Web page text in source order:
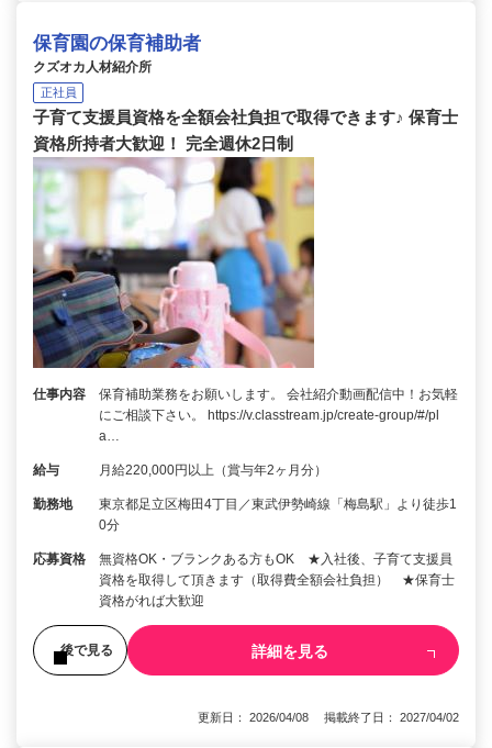
保育園の保育補助者
クズオカ人材紹介所
正社員
子育て支援員資格を全額会社負担で取得できます♪ 保育士
資格所持者大歓迎！ 完全週休2日制
仕事内容
保育補助業務をお願いします。 会社紹介動画配信中！お気軽
にご相談下さい。 https://v.classtream.jp/create-group/#/pl
a…
給与 月給220,000円以上（賞与年2ヶ月分）
勤務地
東京都足立区梅田4丁目／東武伊勢崎線「梅島駅」より徒歩1
0分
応募資格
無資格OK・ブランクある方もOK ★入社後、子育て支援員
資格を取得して頂きます（取得費全額会社負担） ★保育士
資格がれば大歓迎
後で見る 詳細を見る
更新日： 2026/04/08 掲載終了日： 2027/04/02